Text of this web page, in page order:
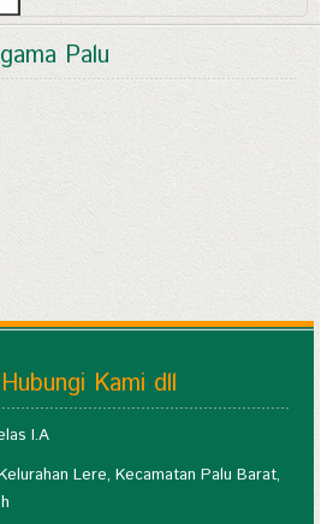
Palu
Kami dll
I.A
Lere, Kecamatan Palu Barat,